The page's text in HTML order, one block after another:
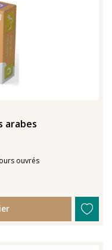
arabes
ouvrés